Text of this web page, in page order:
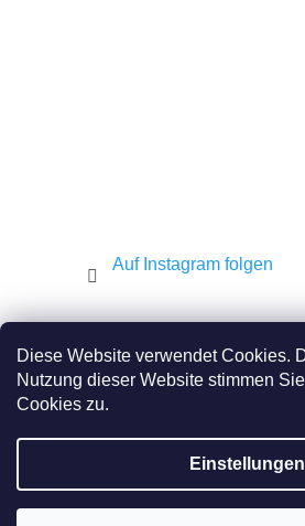
Diese Website verwendet Cookies.
Nutzung dieser Website stimmen
Cookies zu.
Einstellungen
Auf Instagram folgen
Erstellt von
Copyright 2026JEWISH E-